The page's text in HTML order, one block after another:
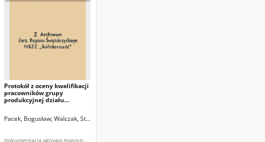
Protokół z oceny kwalifikacji
pracowników grupy
produkcyjnej działu
Pacek, Bogusław Walczak, Stanisław
dokumentacja aktowa maszynopis